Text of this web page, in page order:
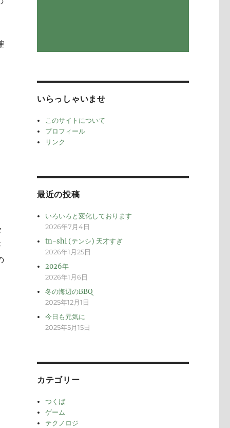
いらっしゃいませ
このサイトについて
プロフィール
リンク
最近の投稿
いろいろと変化しております
2026年7月4日
tn-shi (テンシ) 天才すぎ
2026年1月25日
2026年
2026年1月6日
冬の海辺のBBQ
2025年12月1日
今日も元気に
2025年5月15日
カテゴリー
つくば
ゲーム
テクノロジ